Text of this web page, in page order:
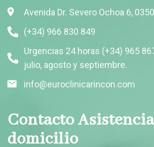
Avenida Dr. Severo Ochoa 6,
(+34) 966 830 849
Urgencias 24 horas (+34) 965
julio, agosto y septiembre.
info@euroclinicarincon.com
Contacto
domicilio